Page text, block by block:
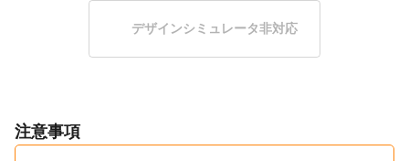
デザインシミュレータ非対応
注意事項